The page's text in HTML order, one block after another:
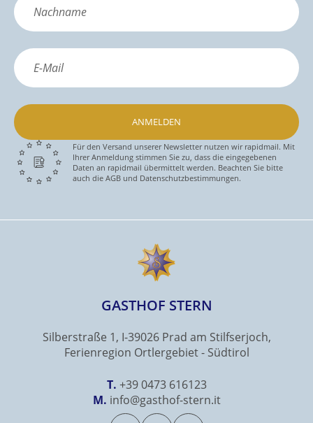
ANMELDEN
Für den Versand unserer Newsletter nutzen wir rapidmail. Mit
Ihrer Anmeldung stimmen Sie zu, dass die eingegebenen
Daten an rapidmail übermittelt werden. Beachten Sie bitte
auch die AGB und Datenschutzbestimmungen.
GASTHOF STERN
Silberstraße 1, I-39026 Prad am Stilfserjoch,
Ferienregion Ortlergebiet - Südtirol
T. +39 0473 616123
M. info@gasthof-stern.it